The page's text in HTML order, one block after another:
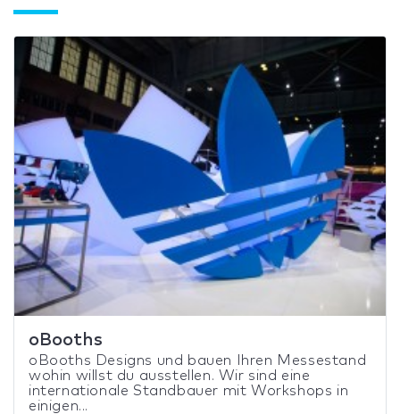
oBooths
oBooths Designs und bauen Ihren Messestand
wohin willst du ausstellen. Wir sind eine
internationale Standbauer mit Workshops in
einigen...